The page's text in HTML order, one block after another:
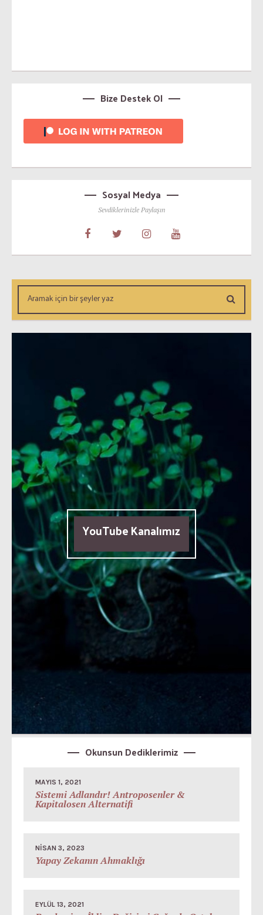
Bize Destek Ol
Sosyal Medya
Sevdiklerinizle Paylaşın
YouTube Kanalımız
Okunsun Dediklerimiz
MAYIS 1, 2021
Sistemi Adlandır! Antroposenler &
Kapitalosen Alternatifi
NISAN 3, 2023
Yapay Zekanın Ahmaklığı
EYLÜL 13, 2021